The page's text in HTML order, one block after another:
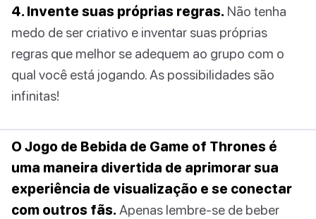
4. Invente suas próprias regras. Não tenha
medo de ser criativo e inventar suas próprias
regras que melhor se adequem ao grupo com o
qual você está jogando. As possibilidades são
infinitas!
O Jogo de Bebida de Game of Thrones é
uma maneira divertida de aprimorar sua
experiência de visualização e se conectar
com outros fãs. Apenas lembre-se de beber